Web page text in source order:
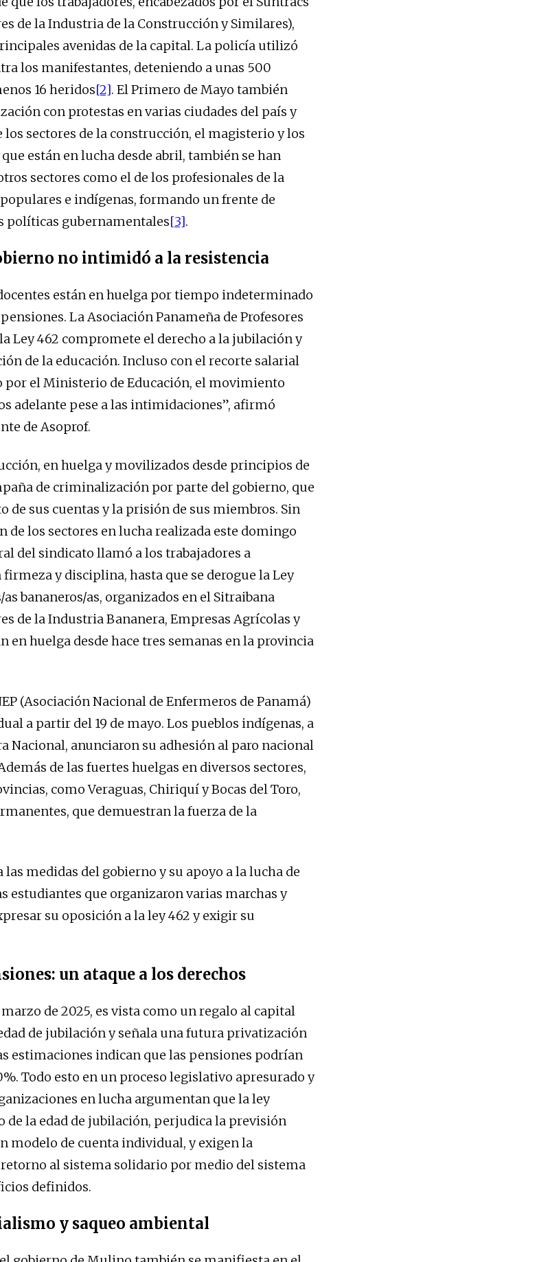
de la Industria de la Construcción y Similares),
avenidas de la capital. La policía utilizó
los manifestantes, deteniendo a unas 500
16 heridos[2]. El Primero de Mayo también
con protestas en varias ciudades del país y
los sectores de la construcción, el magisterio y los
están en lucha desde abril, también se han
sectores como el de los profesionales de la
e indígenas, formando un frente de
políticas gubernamentales[3].
no intimidó a la resistencia
están en huelga por tiempo indeterminado
La Asociación Panameña de Profesores
Ley 462 compromete el derecho a la jubilación y
de la educación. Incluso con el recorte salarial
por el Ministerio de Educación, el movimiento
adelante pese a las intimidaciones”, afirmó
de Asoprof.
en huelga y movilizados desde principios de
de criminalización por parte del gobierno, que
de sus cuentas y la prisión de sus miembros. Sin
de los sectores en lucha realizada este domingo
del sindicato llamó a los trabajadores a
y disciplina, hasta que se derogue la Ley
bananeros/as, organizados en el Sitraibana
de la Industria Bananera, Empresas Agrícolas y
en huelga desde hace tres semanas en la provincia
(Asociación Nacional de Enfermeros de Panamá)
a partir del 19 de mayo. Los pueblos indígenas, a
Nacional, anunciaron su adhesión al paro nacional
de las fuertes huelgas en diversos sectores,
como Veraguas, Chiriquí y Bocas del Toro,
que demuestran la fuerza de la
las medidas del gobierno y su apoyo a la lucha de
estudiantes que organizaron varias marchas y
su oposición a la ley 462 y exigir su
un ataque a los derechos
de 2025, es vista como un regalo al capital
de jubilación y señala una futura privatización
estimaciones indican que las pensiones podrían
Todo esto en un proceso legislativo apresurado y
en lucha argumentan que la ley
de la edad de jubilación, perjudica la previsión
modelo de cuenta individual, y exigen la
retorno al sistema solidario por medio del sistema
definidos.
y saqueo ambiental